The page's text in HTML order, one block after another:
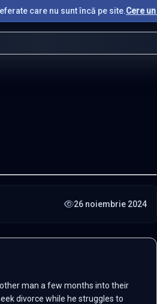
care nu sunt încă pe site.Cere
26 noiembrie 2024
man a few months into their
divorce while he struggles to